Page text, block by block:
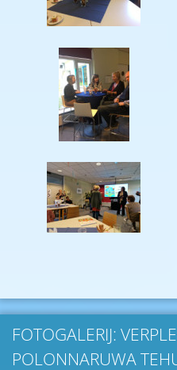
FOTOGALERIJ:
POLONNARUWA